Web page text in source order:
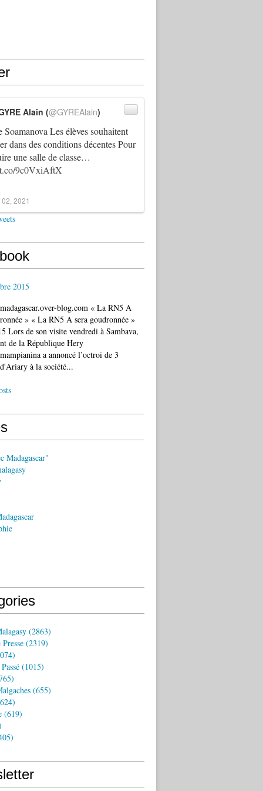
Soamanova Les élèves souhaitent
dans des conditions décentes Pour
une salle de classe…
9c0VxiAftX
Alain (@GYREAlain)
2021
2015
blog.com « La RN5 A
» « La RN5 A sera goudronnée »
Lors de son visite vendredi à Sambava,
de la République Hery
a annoncé l’octroi de 3
à la société...
Madagascar"
(2863)
(2319)
(1015)
(655)
(619)